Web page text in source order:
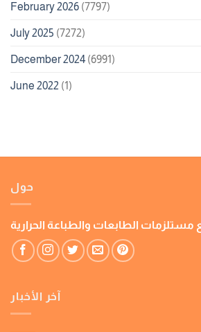
February 2026 (7797)
July 2025 (7272)
December 2024 (6991)
June 2022 (1)
حول
مستلزمات الطابعات والطباعة الحرارية
آخر الأخبار